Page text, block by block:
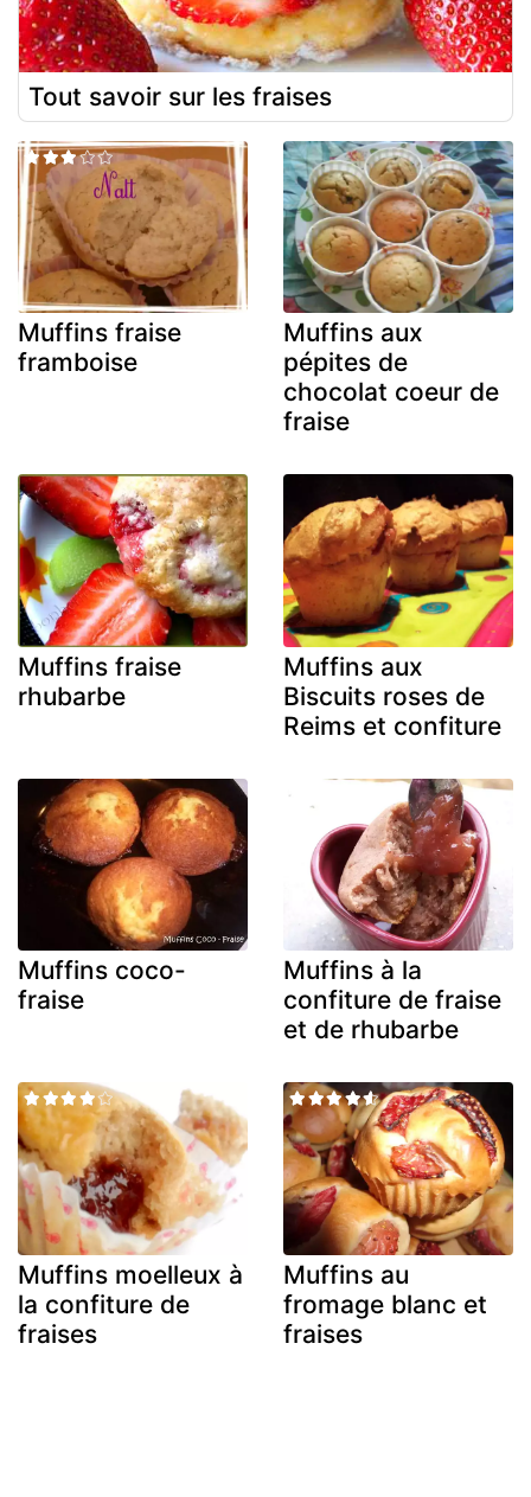
Tout savoir sur les fraises
Muffins fraise
framboise
Muffins aux
pépites de
chocolat coeur de
fraise
Muffins fraise
rhubarbe
Muffins aux
Biscuits roses de
Reims et confiture
Muffins coco-
fraise
Muffins à la
confiture de fraise
et de rhubarbe
Muffins moelleux à
la confiture de
fraises
Muffins au
fromage blanc et
fraises